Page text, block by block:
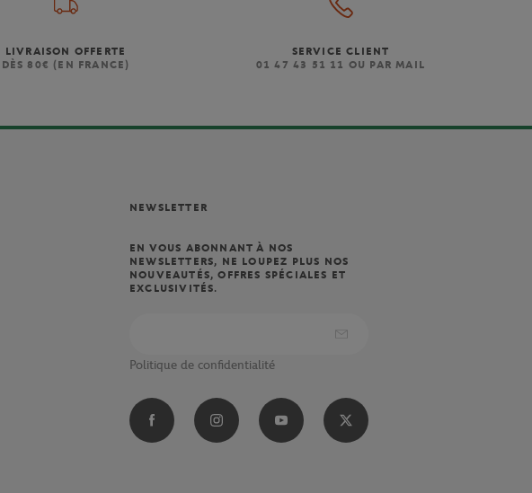
LIVRAISON OFFERTE
DÈS 80€ (EN FRANCE)
SERVICE CLIENT
01 47 43 51 11 OU PAR MAIL
NEWSLETTER
EN VOUS ABONNANT À NOS
NEWSLETTERS, NE LOUPEZ PLUS NOS
NOUVEAUTÉS, OFFRES SPÉCIALES ET
EXCLUSIVITÉS.
Politique de confidentialité